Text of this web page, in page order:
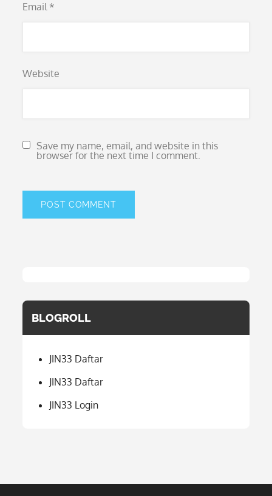
Email *
Website
Save my name, email, and website in this
browser for the next time I comment.
BLOGROLL
JIN33 Daftar
JIN33 Daftar
JIN33 Login